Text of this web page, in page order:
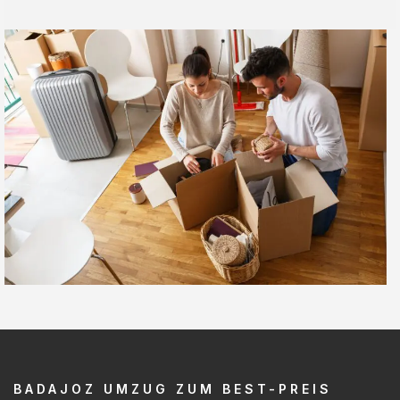
BADAJOZ UMZUG ZUM BEST-PREIS